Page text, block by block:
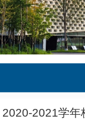
2020-2021学年